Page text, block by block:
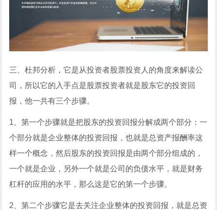
三、杜邦分析，它是从投资者股票投资人的角度来解读公
司，所以它的入手点是股票投资者就是股东它的投资回
报，他一共有三个步骤。
1、第一个步骤就是把股东的投资回报分解成两个部分：一
个部分就是企业整体的投资回报，也就是总资产报酬率这
样一个概念，然后股东的投资回报是由两个部分组成的，
一个就是企业，另外一个就是公司的负债水平，就是财务
杠杆的应用的水平，那么这是它的第一个步骤。
2、第二个步骤它是去关注企业整体的投资回报，就是总资